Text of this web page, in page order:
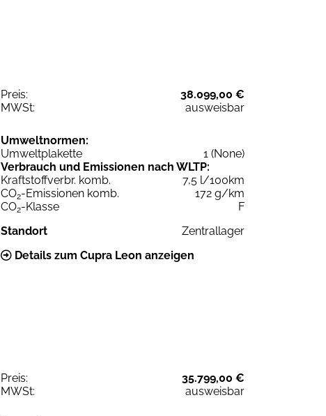
Preis:
38.099,00 €
MWSt:
ausweisbar
Umweltnormen:
Umweltplakette
1 (None)
Verbrauch und Emissionen nach WLTP:
Kraftstoffverbr. komb.
7,5 l/100km
CO2-Emissionen komb.
172 g/km
CO2-Klasse
F
Standort
Zentrallager
Details zum Cupra Leon anzeigen
Preis:
35.799,00 €
MWSt:
ausweisbar